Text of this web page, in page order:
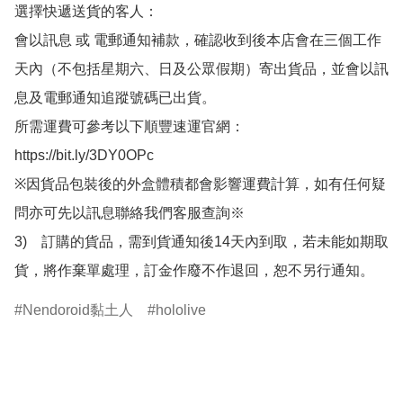
選擇快遞送貨的客人：
會以訊息 或 電郵通知補款，確認收到後本店會在三個工作
天內（不包括星期六、日及公眾假期）寄出貨品，並會以訊
息及電郵通知追蹤號碼已出貨。
所需運費可參考以下順豐速運官網：
https://bit.ly/3DY0OPc
※因貨品包裝後的外盒體積都會影響運費計算，如有任何疑
問亦可先以訊息聯絡我們客服查詢※
3)　訂購的貨品，需到貨通知後14天內到取，若未能如期取
貨，將作棄單處理，訂金作廢不作退回，恕不另行通知。
Nendoroid黏土人 hololive